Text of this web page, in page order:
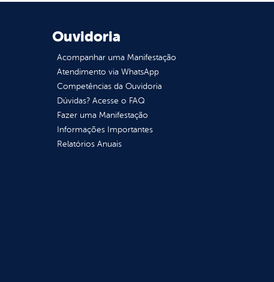
Ouvidoria
Acompanhar uma Manifestação
Atendimento via WhatsApp
Competências da Ouvidoria
Dúvidas? Acesse o FAQ
Fazer uma Manifestação
Informações Importantes
Relatórios Anuais